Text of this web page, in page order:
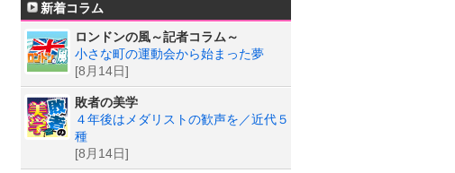
新着コラム
ロンドンの風～記者コラム～
小さな町の運動会から始まった夢
[8月14日]
敗者の美学
４年後はメダリストの歓声を／近代５
種
[8月14日]